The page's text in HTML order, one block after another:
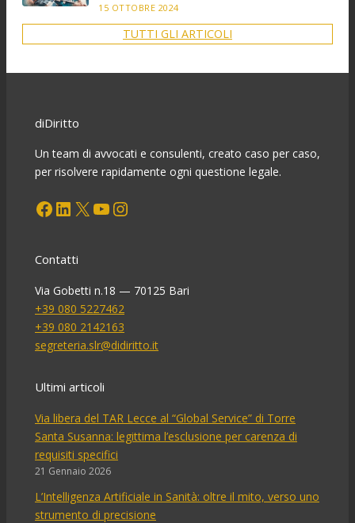
15 OTTOBRE 2024
TUTTI GLI ARTICOLI
diDiritto
Un team di avvocati e consulenti, creato caso per caso,
per risolvere rapidamente ogni questione legale.
Facebook LinkedIn X YouTube Instagram
Contatti
Via Gobetti n.18 — 70125 Bari
+39 080 5227462
+39 080 2142163
segreteria.slr@didiritto.it
Ultimi articoli
Via libera del TAR Lecce al “Global Service” di Torre
Santa Susanna: legittima l’esclusione per carenza di
requisiti specifici
21 Gennaio 2026
L’Intelligenza Artificiale in Sanità: oltre il mito, verso uno
strumento di precisione